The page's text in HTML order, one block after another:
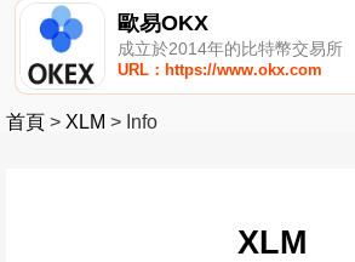
歐易OKX
成立於2014年的比特幣交易所
URL：https://www.okx.com
首頁 > XLM > Info
XLM